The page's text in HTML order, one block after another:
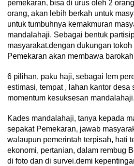
pemekaran, bisa di urus oleh 2
orang, akan lebih berkah untuk
untuk tumbuhnya kemakmuran
mandalahaji. Sebagai bentuk
masyarakat.dengan dukungan
Pemekaran akan membawa barokah
6 pilihan, paku haji, sebagai lem
estimasi, tempat , lahan kantor desa
momentum kesuksesan mandalahaji.
Kades mandalahaji, tanya kepada
sepakat Pemekaran, jawab
walaupun pemerintah terpisah, hati
ekonomi, pertanian, dalam rembug
di foto dan di survei.demi